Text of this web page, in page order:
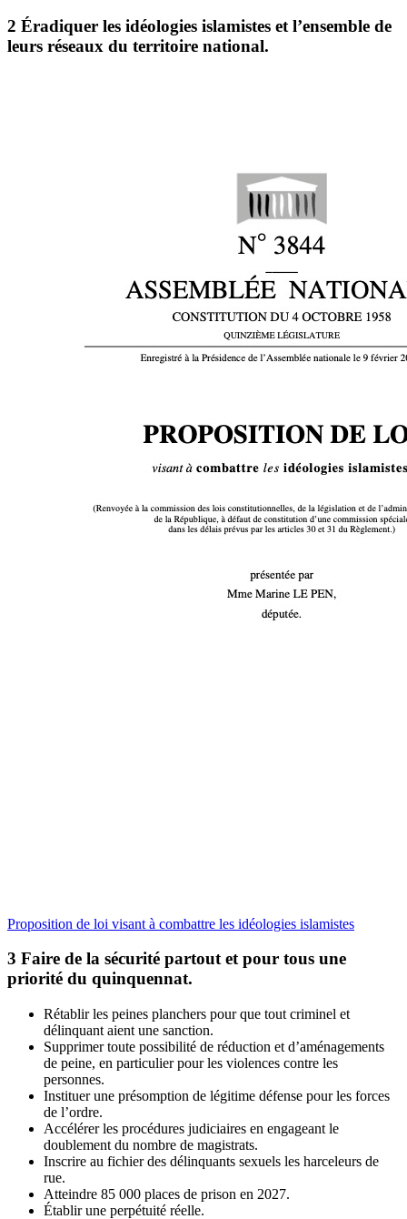
2 Éradiquer les idéologies islamistes et l’ensemble de
leurs réseaux du territoire national.
Proposition de loi visant à combattre les idéologies islamistes
3 Faire de la sécurité partout et pour tous une
priorité du quinquennat.
Rétablir les peines planchers pour que tout criminel et
délinquant aient une sanction.
Supprimer toute possibilité de réduction et d’aménagements
de peine, en particulier pour les violences contre les
personnes.
Instituer une présomption de légitime défense pour les forces
de l’ordre.
Accélérer les procédures judiciaires en engageant le
doublement du nombre de magistrats.
Inscrire au fichier des délinquants sexuels les harceleurs de
rue.
Atteindre 85 000 places de prison en 2027.
Établir une perpétuité réelle.